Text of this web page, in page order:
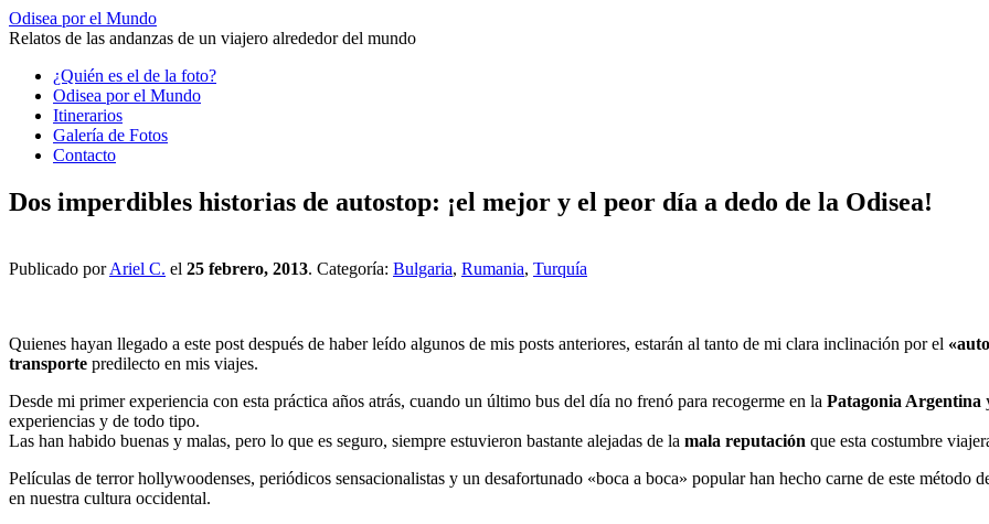
Odisea por el Mundo
Relatos de las andanzas de un viajero alrededor del mundo
Saltar
contenido
¿Quién es el de la foto?
Odisea por el Mundo
Itinerarios
Galería de Fotos
Contacto
Dos imperdibles historias de autostop: ¡el mejor y el peor día a dedo de la Odisea!
Publicado porAriel C. el 25 febrero, 2013. Categoría: Bulgaria, Rumania, Turquía
Quienes hayan llegado a este post después de haber leído algunos de mis posts anteriores, estarán al tanto de mi clara inclinación por el
transporte predilecto en mis viajes.
Desde mi primer experiencia con esta práctica años atrás, cuando un último bus del día no frenó para recogerme en la Patagonia Argentina
experiencias y de todo tipo.
Las han habido buenas y malas, pero lo que es seguro, siempre estuvieron bastante alejadas de la mala reputación que esta costumbre
Películas de terror hollywoodenses, periódicos sensacionalistas y un desafortunado «boca a boca» popular han hecho carne de este método
en nuestra cultura occidental.